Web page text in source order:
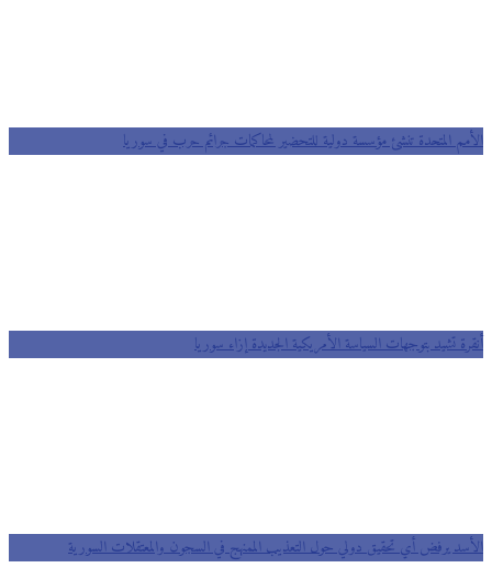
الأمم المتحدة تنشئ مؤسسة دولية للتحضير لمحاكمات جرائم حرب في سوريا
أنقرة تشيد بتوجهات السياسة الأمريكية الجديدة إزاء سوريا
الأسد يرفض أي تحقيق دولي حول التعذيب الممنهج في السجون والمعتقلات السورية